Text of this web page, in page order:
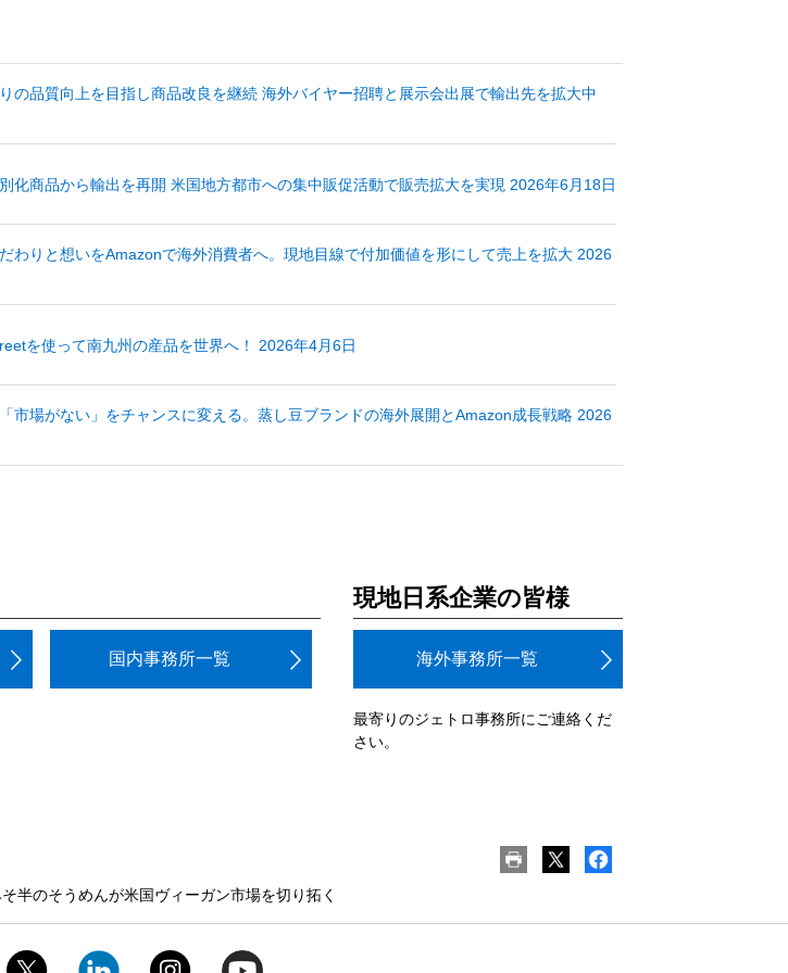
の品質向上を目指し商品改良を継続 海外バイヤー招聘と展示会出展で輸出先を拡大中
化商品から輸出を再開 米国地方都市への集中販促活動で販売拡大を実現 2026年6月18日
わりと想いをAmazonで海外消費者へ。現地目線で付加価値を形にして売上を拡大 2026
を使って南九州の産品を世界へ！ 2026年4月6日
市場がない」をチャンスに変える。蒸し豆ブランドの海外展開とAmazon成長戦略 2026
国内事務所一覧
現地日系企業の皆様
海外事務所一覧
最寄りのジェトロ事務所にご連絡くだ
さい。
半のそうめんが米国ヴィーガン市場を切り拓く